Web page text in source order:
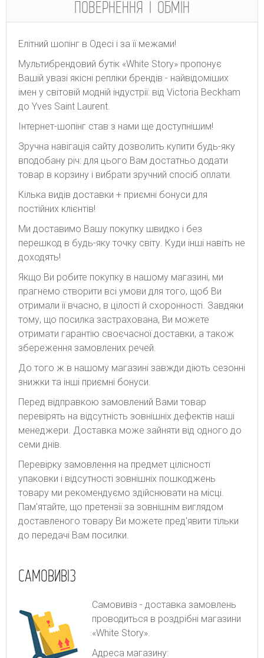
ПОВЕРНЕННЯ І ОБМІН
Елітний шопінг в Одесі і за її межами!
Мультибрендовий бутік «White Story» пропонує
Вашій увазі якісні репліки брендів - найвідоміших
імен у світовій модній індустрії: від Victoria Beckham
до Yves Saint Laurent.
Інтернет-шопінг став з нами ще доступнішим!
Зручна навігація сайту дозволить купити будь-яку
вподобану річ: для цього Вам достатньо додати
товар в корзину і вибрати зручний спосіб оплати.
Кілька видів доставки + приємні бонуси для
постійних клієнтів!
Ми доставимо Вашу покупку швидко і без
перешкод в будь-яку точку світу. Куди інші навіть не
доходять!
Якщо Ви робите покупку в нашому магазині, ми
прагнемо створити всі умови для того, щоб Ви
отримали її вчасно, в цілості й схоронності. Завдяки
тому, що посилка застрахована, Ви можете
отримати гарантію своєчасної доставки, а також
збереження замовлених речей.
До того ж в нашому магазині завжди діють сезонні
знижки та інші приємні бонуси.
Перед відправкою замовлений Вами товар
перевірять на відсутність зовнішніх дефектів наші
менеджери. Доставка може зайняти від одного до
семи днів.
Перевірку замовлення на предмет цілісності
упаковки і відсутності зовнішніх пошкоджень
товару ми рекомендуємо здійснювати на місці.
Пам'ятайте, що претензії за зовнішнім виглядом
доставленого товару Ви можете пред'явити тільки
до передачі Вам посилки.
САМОВИВІЗ
Самовивіз - доставка замовлень
проводиться в роздрібні магазини
«White Story».
Адреса магазину: